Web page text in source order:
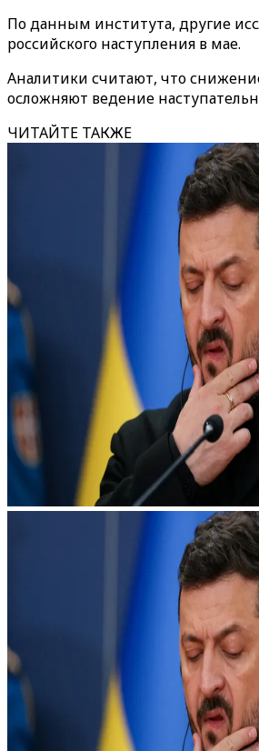
По данным института, другие
российского наступления в мае.
Аналитики считают, что
осложняют ведение
ЧИТАЙТЕ ТАКЖЕ